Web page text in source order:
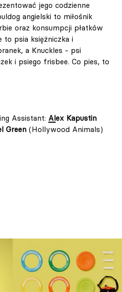
jego codzienne
angielski to miłośnik
oraz konsumpcji płatków
to psia księżniczka i
a Knuckles - psi
i psiego frisbee. Co pies, to
Assistant: Alex Kapustin
Green (Hollywood Animals)